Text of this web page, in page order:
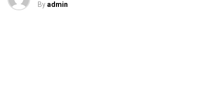
Byadmin